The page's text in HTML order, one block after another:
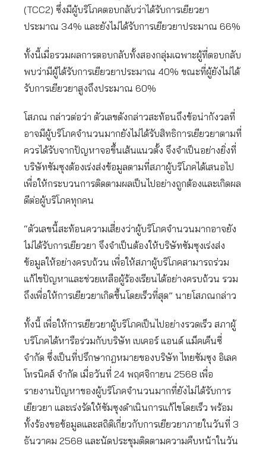
(TCC2) ซึ่งมีผู้บริโภคตอบกลับว่าได้รับการเยียวยา
ประมาณ 34% และยังไม่ได้รับการเยียวยาประมาณ 66%
ทั้งนี้เมื่อรวมผลการตอบกลับทั้งสองกลุ่มเฉพาะผู้ที่ตอบกลับ
พบว่ามีผู้ได้รับการเยียวยาประมาณ 40% ขณะที่ผู้ยังไม่ได้
รับการเยียวยาสูงถึงประมาณ 60%
โสภณ กล่าวต่อว่า ตัวเลขดังกล่าวสะท้อนถึงข้อน่ากังวลที่
อาจมีผู้บริโภคจำนวนมากยังไม่ได้รับสิทธิการเยียวยาตามที่
ควรได้รับจากปัญหาจอขึ้นเส้นแนวตั้ง จึงจำเป็นอย่างยิ่งที่
บริษัทซัมซุงต้องเร่งส่งข้อมูลตามที่สภาผู้บริโภคได้เสนอไป
เพื่อให้กระบวนการติดตามผลเป็นไปอย่างถูกต้องและเกิดผล
ดีต่อผู้บริโภคทุกคน
“ตัวเลขนี้สะท้อนความเสี่ยงว่าผู้บริโภคจำนวนมากอาจยัง
ไม่ได้รับการเยียวยา จึงจำเป็นต้องให้บริษัทซัมซุงเร่งส่ง
ข้อมูลให้อย่างครบถ้วน เพื่อให้สภาผู้บริโภคสามารถร่วม
แก้ไขปัญหาและช่วยเหลือผู้ร้องเรียนได้อย่างครบถ้วน รวม
ถึงเพื่อให้การเยียวยาเกิดขึ้นโดยเร็วที่สุด” นายโสภณกล่าว
ทั้งนี้ เพื่อให้การเยียวยาผู้บริโภคเป็นไปอย่างรวดเร็ว สภาผู้
บริโภคได้หารือร่วมกับบริษัท เบเคอร์ แอนด์ แม็คเค็นซี่
จำกัด ซึ่งเป็นที่ปรึกษากฎหมายของบริษัท ไทยซัมซุง อิเลค
โทรนิคส์ จำกัด เมื่อวันที่ 24 พฤศจิกายน 2568 เพื่อ
รายงานปัญหาของผู้บริโภคจำนวนมากที่ยังไม่ได้รับการ
เยียวยา และเร่งรัดให้ซัมซุงดำเนินการแก้ไขโดยเร็ว พร้อม
ทั้งร้องขอข้อมูลและสถิติเกี่ยวกับการเยียวยาภายในวันที่ 3
ธันวาคม 2568 และนัดประชุมติดตามความคืบหน้าในวัน